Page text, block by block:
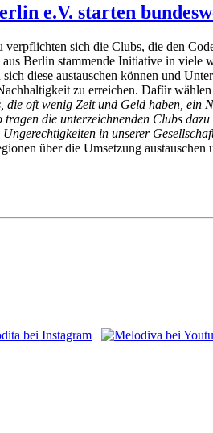
e.V. starten
sich die Clubs, die den
Berlin stammende Initiative in
sich diese austauschen können und
zu erreichen. Dafür
die oft wenig Zeit und Geld haben,
tragen die unterzeichnenden Clubs
in unserer
über die Umsetzung